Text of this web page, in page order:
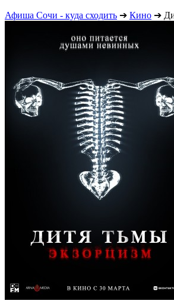
Афиша Сочи - куда сходить ➔ Кино ➔